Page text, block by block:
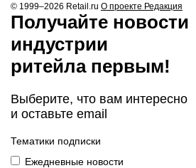
© 1999–2026 Retail.ru О проекте Редакция
Получайте новости
индустрии
ритейла первым!
Выберите, что вам интересно
и оставьте email
Тематики подписки
Ежедневные новости